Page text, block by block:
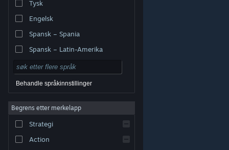
© Valve Corporation. Alle rettigheter reservert. Alle
Retningslinjer for personvern
Tilgjengelighet
|Steams abonnementsavtale
Refusjoner
Tysk
Engelsk
Spansk – Spania
Spansk – Latin-Amerika
Behandle språkinnstillinger
Begrens etter merkelapp
Strategi
Action